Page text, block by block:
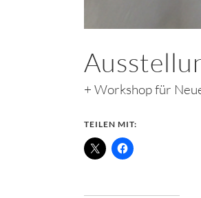
+ Workshop für
TEILEN MIT: